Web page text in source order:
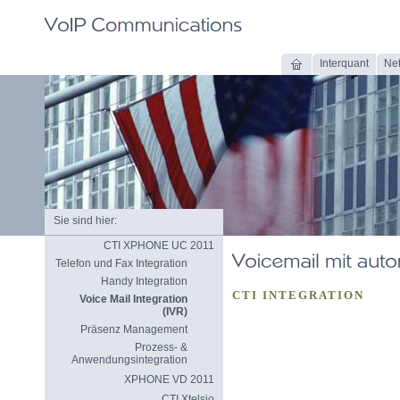
Interquant
Sie sind hier:
CTI XPHONE UC 2011
Telefon und Fax Integration
Handy Integration
Voice Mail Integration
(IVR)
Präsenz Management
Prozess- &
Anwendungsintegration
XPHONE VD 2011
CTI INTEGRATION